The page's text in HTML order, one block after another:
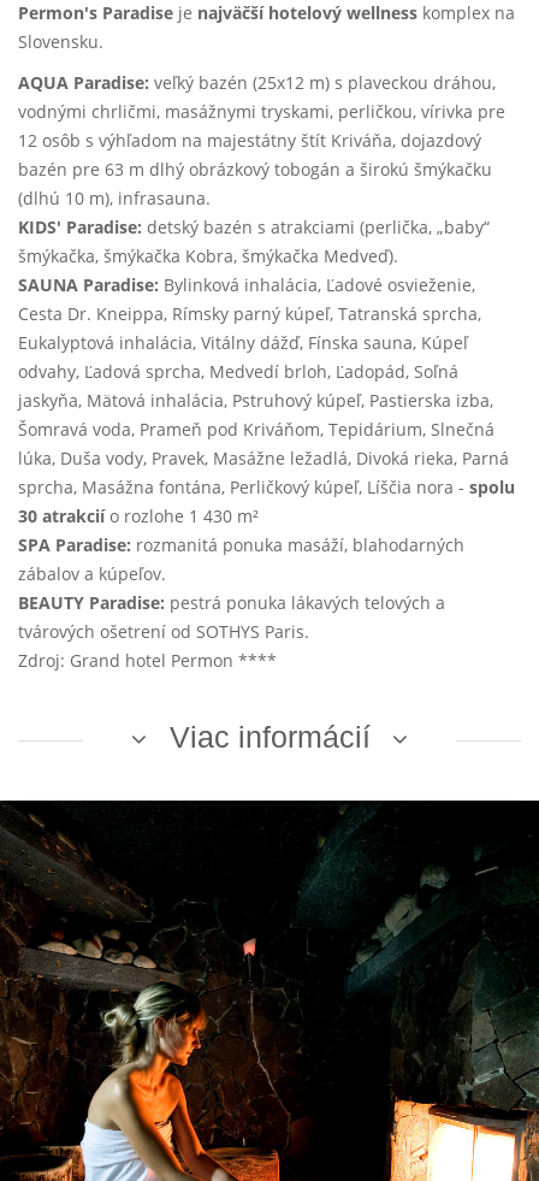
Permon's Paradise je najväčší hotelový wellness komplex na
Slovensku.
AQUA Paradise: veľký bazén (25x12 m) s plaveckou dráhou,
vodnými chrličmi, masážnymi tryskami, perličkou, vírivka pre
12 osôb s výhľadom na majestátny štít Kriváňa, dojazdový
bazén pre 63 m dlhý obrázkový tobogán a širokú šmýkačku
(dlhú 10 m), infrasauna.
KIDS' Paradise: detský bazén s atrakciami (perlička, „baby“
šmýkačka, šmýkačka Kobra, šmýkačka Medveď).
SAUNA Paradise: Bylinková inhalácia, Ľadové osvieženie,
Cesta Dr. Kneippa, Rímsky parný kúpeľ, Tatranská sprcha,
Eukalyptová inhalácia, Vitálny dážď, Fínska sauna, Kúpeľ
odvahy, Ľadová sprcha, Medvedí brloh, Ľadopád, Soľná
jaskyňa, Mätová inhalácia, Pstruhový kúpeľ, Pastierska izba,
Šomravá voda, Prameň pod Kriváňom, Tepidárium, Slnečná
lúka, Duša vody, Pravek, Masážne ležadlá, Divoká rieka, Parná
sprcha, Masážna fontána, Perličkový kúpeľ, Líščia nora - spolu
30 atrakciío rozlohe 1 430 m²
SPA Paradise: rozmanitá ponuka masáží, blahodarných
zábalov a kúpeľov.
BEAUTY Paradise: pestrá ponuka lákavých telových a
tvárových ošetrení od SOTHYS Paris.
Zdroj: Grand hotel Permon ****
Viac informácií